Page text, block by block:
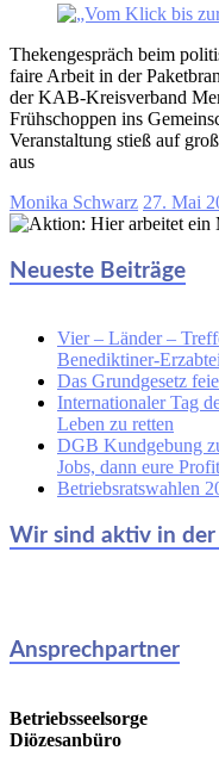
Thekengespräch beim
faire Arbeit in der
der KAB-Kreisverband
Frühschoppen ins
Veranstaltung stieß auf
aus
Monika Schwarz 27. Mai
Neueste Beiträge
Vier – Länder –
Benediktiner-
Das Grundgesetz
Internationaler Tag
Leben zu retten
DGB Kundgebung
Jobs, dann eure
Betriebsratswahlen
Wir sind aktiv in der
Ansprechpartner
Betriebsseelsorge
Diözesanbüro